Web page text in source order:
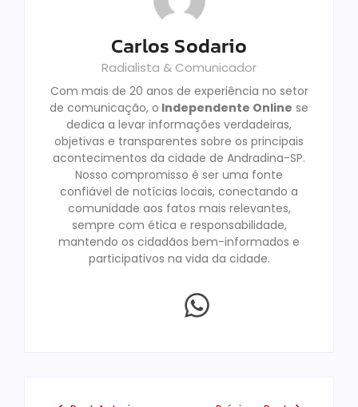
Carlos Sodario
Radialista & Comunicador
Com mais de 20 anos de experiência no setor
de comunicação, o Independente Online se
dedica a levar informações verdadeiras,
objetivas e transparentes sobre os principais
acontecimentos da cidade de Andradina-SP.
Nosso compromisso é ser uma fonte
confiável de notícias locais, conectando a
comunidade aos fatos mais relevantes,
sempre com ética e responsabilidade,
mantendo os cidadãos bem-informados e
participativos na vida da cidade.